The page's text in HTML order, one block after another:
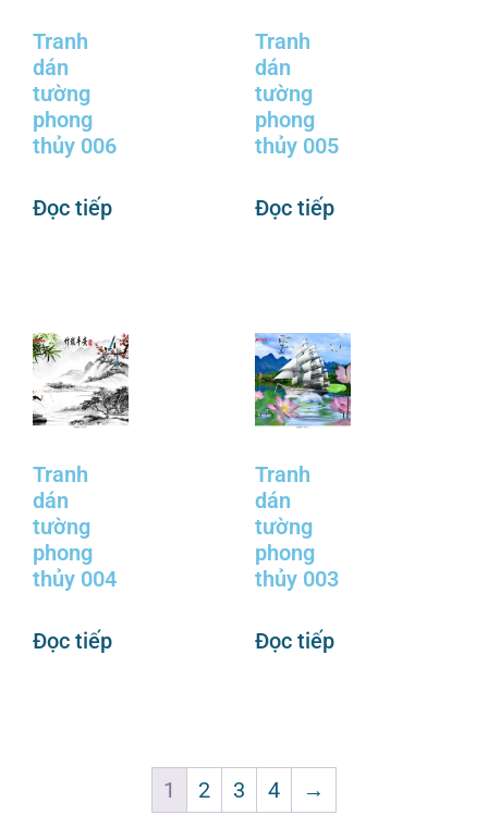
Tranh
dán
tường
phong
thủy 006
Đọc tiếp
Tranh
dán
tường
phong
thủy 005
Đọc tiếp
Tranh
dán
tường
phong
thủy 004
Đọc tiếp
Tranh
dán
tường
phong
thủy 003
Đọc tiếp
1 2 3 4 →